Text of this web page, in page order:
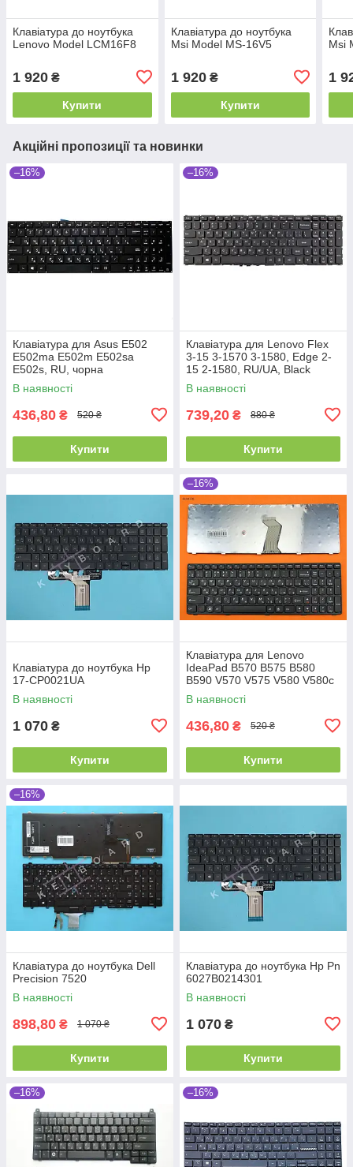
Клавіатура до ноутбука
Lenovo Model LCM16F8
1 920 ₴
Купити
Клавіатура до ноутбука
Msi Model MS-16V5
1 920₴
Купити
Msi
1
Акційні пропозиції та новинки
–16%
Клавіатура для Asus E502
E502ma E502m E502sa
E502s, RU, чорна
В наявності
436,80 ₴ 520 ₴
Купити
–16%
Клавіатура для Lenovo Flex
3-15 3-1570 3-1580, Edge 2-
15 2-1580, RU/UA, Black
В наявності
739,20 ₴ 880 ₴
Купити
Клавіатура до ноутбука Hp
17-CP0021UA
В наявності
1 070 ₴
Купити
–16%
Клавіатура для Lenovo
IdeaPad B570 B575 B580
B590 V570 V575 V580 V580c
Z570 Z575, RU, (Black,
Аналог)
В наявності
436,80 ₴ 520 ₴
Купити
–16%
Клавіатура до ноутбука Dell
Precision 7520
В наявності
898,80 ₴ 1 070 ₴
Купити
Клавіатура до ноутбука Hp Pn
6027B0214301
В наявності
1 070 ₴
Купити
–16% –16%